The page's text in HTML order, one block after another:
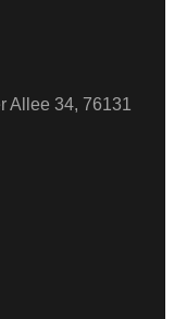
Allee 34, 76131